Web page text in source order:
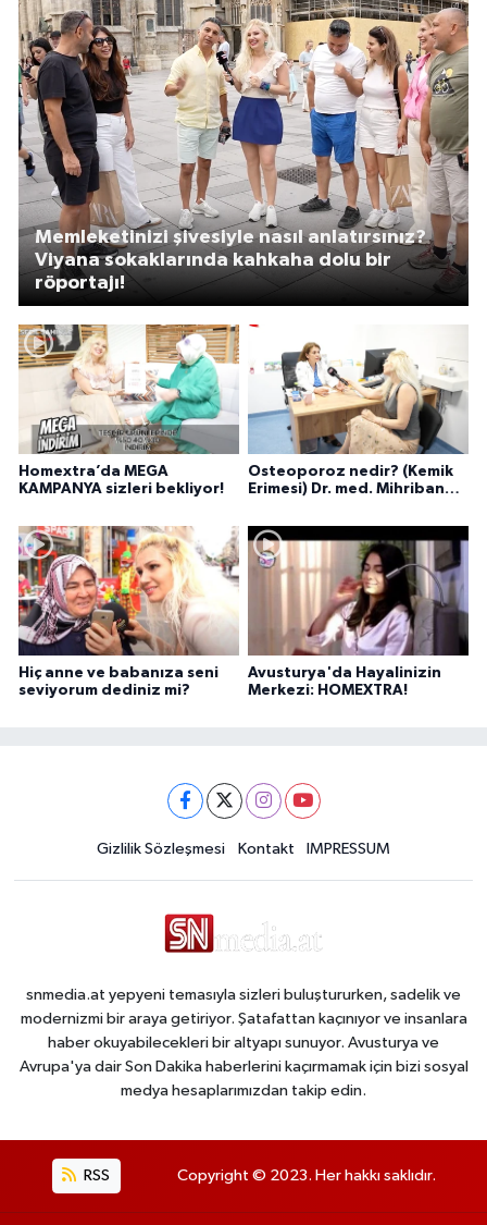
Homextra’da MEGA
KAMPANYA sizleri bekliyor!
Osteoporoz nedir? (Kemik
Erimesi) Dr. med. Mihriban
Memleketinizi şivesiyle nasıl anlatırsınız?
Viyana sokaklarında kahkaha dolu bir
röportajı!
Hiç anne ve babanıza seni
seviyorum dediniz mi?
Avusturya'da Hayalinizin
Merkezi: HOMEXTRA!
Gizlilik Sözleşmesi Kontakt IMPRESSUM
snmedia.at yepyeni temasıyla sizleri buluştururken, sadelik ve
modernizmi bir araya getiriyor. Şatafattan kaçınıyor ve insanlara
haber okuyabilecekleri bir altyapı sunuyor. Avusturya ve
Avrupa'ya dair Son Dakika haberlerini kaçırmamak için bizi sosyal
medya hesaplarımızdan takip edin.
RSS Copyright © 2023. Her hakkı saklıdır.